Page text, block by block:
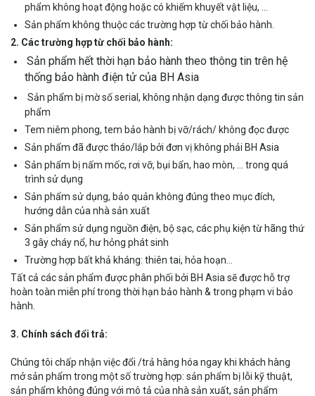
phẩm không hoạt động hoặc có khiếm khuyết vật liệu, ...
Sản phẩm không thuộc các trường hợp từ chối bảo hành.
2. Các trường hợp từ chối bảo hành:
Sản phẩm hết thời hạn bảo hành theo thông tin trên hệ
thống bảo hành điện tử của BH Asia
Sản phẩm bị mờ số serial, không nhận dạng được thông tin sản
phẩm
Tem niêm phong, tem bảo hành bị vỡ/rách/ không đọc được
Sản phẩm đã được tháo/lắp bởi đơn vị không phải BH Asia
Sản phẩm bị nấm mốc, rơi vỡ, bụi bẩn, hao mòn, … trong quá
trình sử dụng
Sản phẩm sử dụng, bảo quản không đúng theo mục đích,
hướng dẫn của nhà sản xuất
Sản phẩm sử dụng nguồn điện, bộ sạc, các phụ kiện từ hãng thứ
3 gây cháy nổ, hư hỏng phát sinh
Trường hợp bất khả kháng: thiên tai, hỏa hoạn…
Tất cả các sản phẩm được phân phối bởi BH Asia sẽ được hỗ trợ
hoàn toàn miễn phí trong thời hạn bảo hành & trong phạm vi bảo
hành.
3. Chính sách đổi trả:
Chúng tôi chấp nhận việc đổi /trả hàng hóa ngay khi khách hàng
mở sản phẩm trong một số trường hợp: sản phẩm bị lỗi kỹ thuật,
sản phẩm không đúng với mô tả của nhà sản xuất, sản phẩm